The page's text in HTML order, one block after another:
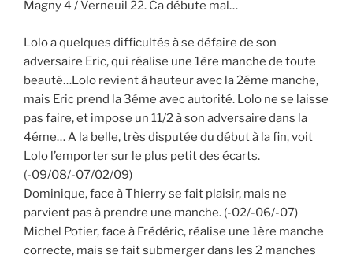
Magny 4 / Verneuil 22. Ca débute mal…
Lolo a quelques difficultés à se défaire de son
adversaire Eric, qui réalise une 1ère manche de toute
beauté…Lolo revient à hauteur avec la 2éme manche,
mais Eric prend la 3éme avec autorité. Lolo ne se laisse
pas faire, et impose un 11/2 à son adversaire dans la
4éme… A la belle, très disputée du début à la fin, voit
Lolo l’emporter sur le plus petit des écarts.
(-09/08/-07/02/09)
Dominique, face à Thierry se fait plaisir, mais ne
parvient pas à prendre une manche. (-02/-06/-07)
Michel Potier, face à Frédéric, réalise une 1ère manche
correcte, mais se fait submerger dans les 2 manches